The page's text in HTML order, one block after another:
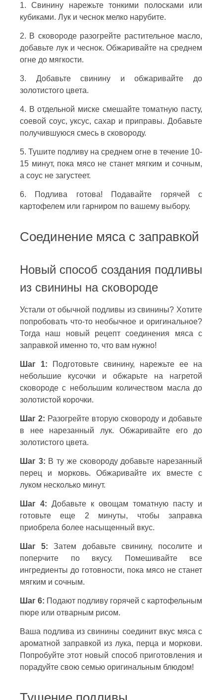
1. Свинину нарежьте тонкими полосками или
кубиками. Лук и чеснок мелко нарубите.
2. В сковороде разогрейте растительное масло,
добавьте лук и чеснок. Обжаривайте на среднем
огне до мягкости.
3. Добавьте свинину и обжаривайте до
золотистого цвета.
4. В отдельной миске смешайте томатную пасту,
соевой соус, уксус, сахар и приправы. Добавьте
получившуюся смесь в сковороду.
5. Тушите подливу на среднем огне в течение 10-
15 минут, пока мясо не станет мягким и сочным,
а соус не загустеет.
6. Подлива готова! Подавайте горячей с
картофелем или гарниром по вашему выбору.
Соединение мяса с заправкой
Новый способ создания подливы
из свинины на сковороде
Устали от обычной подливы из свинины? Хотите
попробовать что-то необычное и оригинальное?
Тогда наш новый рецепт соединения мяса с
заправкой именно то, что вам нужно!
Шаг 1: Подготовьте свинину, нарежьте ее на
небольшие кусочки и обжарьте на нагретой
сковороде с небольшим количеством масла до
золотистой корочки.
Шаг 2: Разогрейте вторую сковороду и добавьте
в нее нарезанный лук. Обжаривайте его до
золотистого цвета.
Шаг 3: В ту же сковороду добавьте нарезанный
перец и морковь. Обжаривайте их вместе с
луком несколько минут.
Шаг 4: Добавьте к овощам томатную пасту и
готовьте еще 2 минуты, чтобы заправка
приобрела более насыщенный вкус.
Шаг 5: Затем добавьте свинину, посолите и
поперчите по вкусу. Помешивайте все
ингредиенты до готовности, пока мясо не станет
мягким и сочным.
Шаг 6: Подают подливу горячей с картофельным
пюре или отварным рисом.
Ваша подлива из свинины соединит вкус мяса с
ароматной заправкой из лука, перца и моркови.
Попробуйте этот новый способ приготовления и
порадуйте свою семью оригинальным блюдом!